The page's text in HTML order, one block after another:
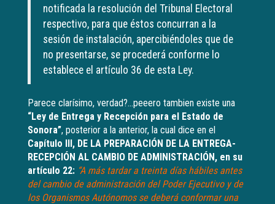
notificada la resolución del Tribunal Electoral
respectivo, para que éstos concurran a la
sesión de instalación, apercibiéndoles que de
no presentarse, se procederá conforme lo
establece el artículo 36 de esta Ley.
Parece clarísimo, verdad?…peeero tambien existe una
“Ley de Entrega y Recepción para el Estado de
Sonora”, posterior a la anterior, la cual dice en el
Capítulo III, DE LA PREPARACIÓN DE LA ENTREGA-
RECEPCIÓN AL CAMBIO DE ADMINISTRACIÓN, en su
artículo 22: “A más tardar a treinta días hábiles antes
del cambio de administración del Poder Ejecutivo y de
los Organismos Autónomos se deberá conformar una